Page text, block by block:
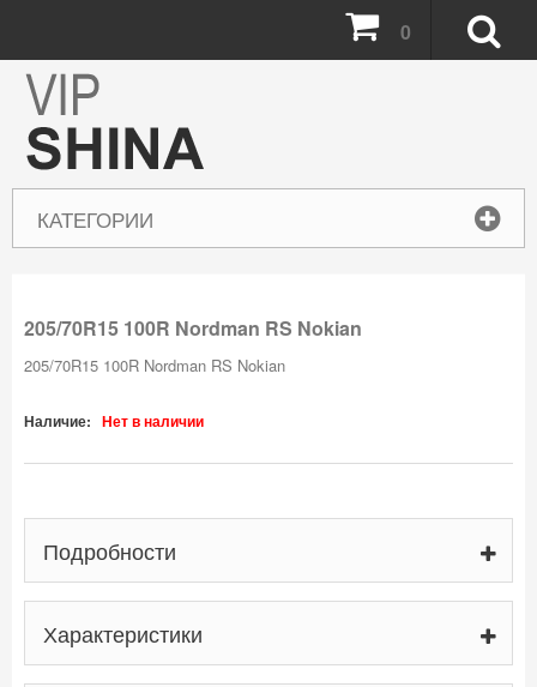
КАТЕГОРИИ
0
205/70R15 100R Nordman RS Nokian
205/70R15 100R Nordman RS Nokian
Наличие: Нет в наличии
Подробности
Характеристики